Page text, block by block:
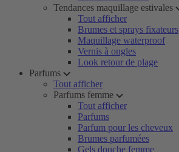
Tendances maquillage estivales
Tout afficher
Brumes et sprays fixateurs
Maquillage waterproof
Vernis à ongles
Look retour de plage
Parfums
Tout afficher
Parfums femme
Tout afficher
Parfums
Parfum pour les cheveux
Brumes parfumées
Gels douche femme